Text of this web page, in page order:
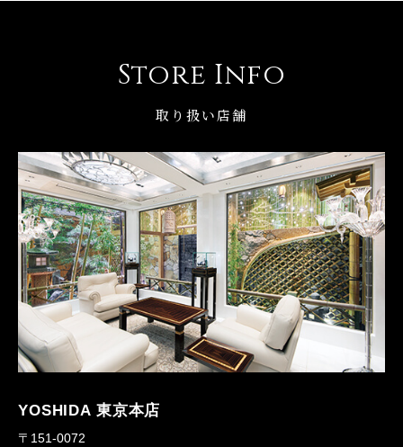
Store Info
取り扱い店舗
YOSHIDA 東京本店
〒151-0072